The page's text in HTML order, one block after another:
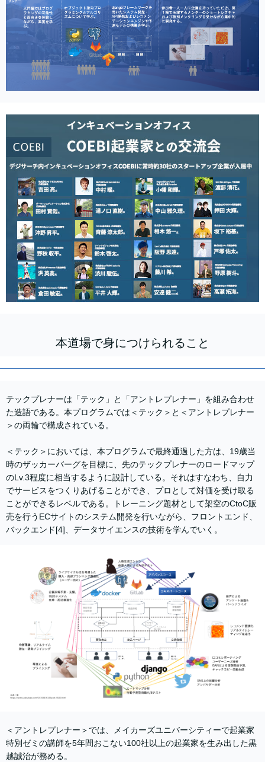
本道場で身につけられること
テックプレナーは「テック」と「アントレプレナー」を組み合わせ
た造語である。本プログラムでは＜テック＞と＜アントレプレナー
＞の両輪で構成されている。
＜テック＞においては、本プログラムで最終通過した方は、19歳当
時のザッカーバーグを目標に、先のテックプレナーのロードマップ
のLv.3程度に相当するように設計している。それはすなわち、自力
でサービスをつくりあげることができ、プロとして対価を受け取る
ことができるレベルである。トレーニング題材として架空のCtoC販
売を行うECサイトのシステム開発を行いながら、フロントエンド、
バックエンド[4]、データサイエンスの技術を学んでいく。
＜アントレプレナー＞では、メイカーズユニバーシティーで起業家
特別ゼミの講師を5年間おこない100社以上の起業家を生み出した黒
越誠治が務める。